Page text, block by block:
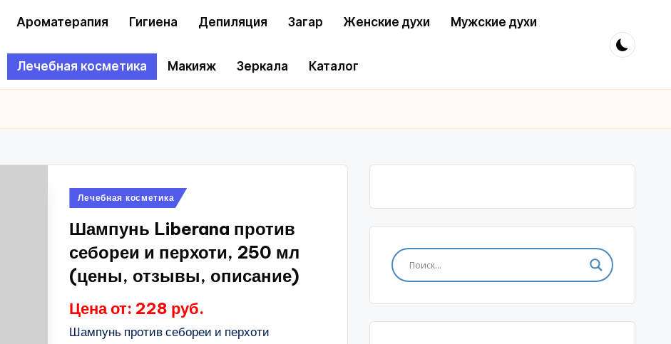
Ароматерапия Гигиена Депиляция Загар Женские духи Мужские духи
Лечебная косметика Макияж Зеркала Каталог
Опубликовано
Лечебная косметика
Шампунь Liberana против
себореи и перхоти, 250 мл
(цены, отзывы, описание)
Цена от: 228 руб.
Шампунь против себореи и перхоти